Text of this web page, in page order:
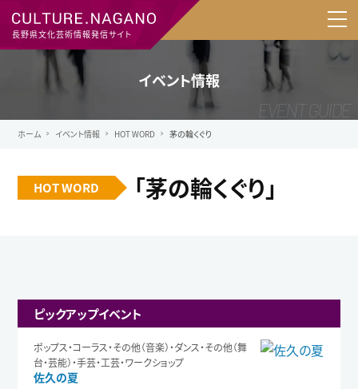
長野県文化芸術情報発信サイト
イベント情報
ホーム イベント情報 HOT WORD 茅の輪くぐり
HOT WORD 「茅の輪くぐり」
ピックアップイベント
ポップス・コーラス・その他（音楽）・ダンス・その他（舞
台・芸能）・手芸・工芸・ワークショップ
佐久の夏